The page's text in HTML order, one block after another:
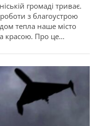
громаді триває.
з благоустрою
тепла наше місто
красою. Про це
фонтан, активно
висадки квітів.
встановлено на